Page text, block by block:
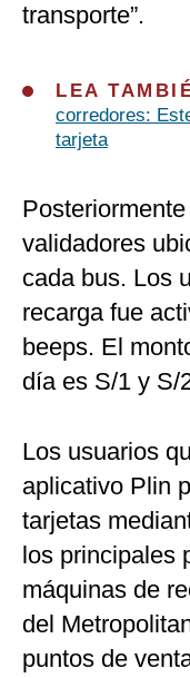
transporte”.
LEA
corredores:
tarjeta
validadores
cada bus. Los
recarga fue
beeps. El
día es S/1 y S/
Los usuarios
aplicativo Plin
tarjetas
los principales
máquinas de
del
puntos de